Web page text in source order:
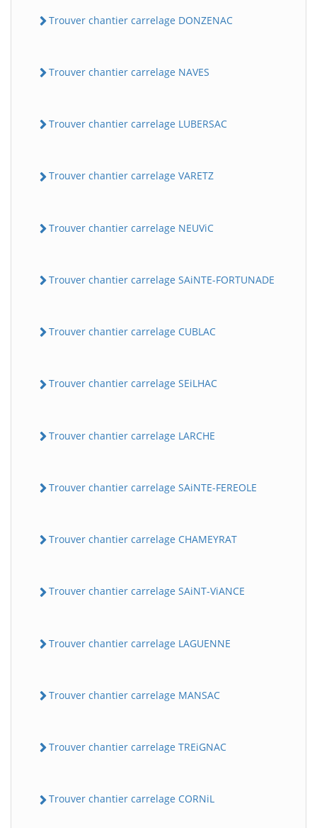
Trouver chantier carrelage DONZENAC
Trouver chantier carrelage NAVES
Trouver chantier carrelage LUBERSAC
Trouver chantier carrelage VARETZ
Trouver chantier carrelage NEUViC
Trouver chantier carrelage SAiNTE-FORTUNADE
Trouver chantier carrelage CUBLAC
Trouver chantier carrelage SEiLHAC
Trouver chantier carrelage LARCHE
Trouver chantier carrelage SAiNTE-FEREOLE
Trouver chantier carrelage CHAMEYRAT
Trouver chantier carrelage SAiNT-ViANCE
Trouver chantier carrelage LAGUENNE
Trouver chantier carrelage MANSAC
Trouver chantier carrelage TREiGNAC
Trouver chantier carrelage CORNiL